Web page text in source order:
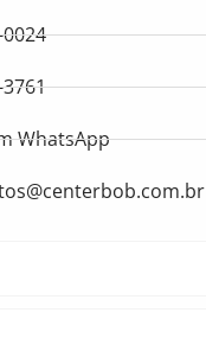
WhatsApp